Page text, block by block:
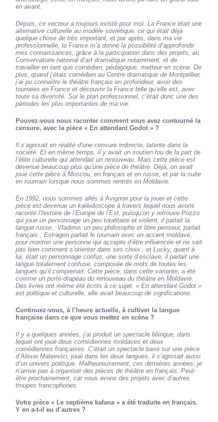
en avant.
Depuis, ce vecteur a toujours existé pour moi. La France était une
alternative culturelle au modèle soviétique, ce qui était déjà
quelque chose de très important, et par après, dans ma vie
professionnelle, la France m’a donné la possibilité d’approfondir
mes connaissances, grâce à la participation dans des projets, au
Conservatoire national d’art dramatique notamment, et de
travailler en tant que comédien, pédagogue, metteur en scène. De
plus, quand j’étais comédien au Centre dramatique de Montpellier,
j’ai pu connaître le théâtre français en profondeur, avoir des
tournées en France et découvrir la France telle qu’elle est, avec
toute sa diversité. Sur le plan professionnel, c’était donc une des
périodes les plus importantes de ma vie.
Pouvez-vous nous raconter comment vous avez contourné la
censure, avec la pièce « En attendant Godot » ?
Il s’agissait en réalité d’une censure indirecte, latente dans la
société. Et en même temps, il y avait un soutien fou de la part de
l’élite culturelle qui attendait un renouveau. Mais cette pièce est
devenue beaucoup plus qu’une pièce de théâtre. Déjà, on avait
joué cette pièce à Moscou, en français et en russe, et par la suite
en roumain lorsque nous sommes rentrés en Moldavie.
En 1992, nous sommes allés à Avignon pour la jouer et cette
pièce est devenue un kaléidoscope à travers lequel nous avons
raconté l’histoire de l’Europe de l’Est, puisqu’on y retrouve Pozzo
qui joue un personnage un peu totalitaire et violent, il parlait la
langue russe ; Vladimir, un peu philosophe et libre penseur, parlait
français ; Estragon parlait le roumain avec un accent moldave,
pour montrer une personne qui accepte d’être influencée et ne sait
pas bien comment s’orienter dans ses choix ; et Lucky, quant à
lui, était un personnage confus, une sorte d’esclave, il parlait une
langue totalement confuse, composée de mots de toutes les
langues qu’il comprenait. Cette pièce, dans cette variante, a été
comme un porte-drapeau du renouveau du théâtre en Moldavie.
Des livres ont même été écrits à ce sujet. « En attendant Godot »
est politique et culturelle, elle avait beaucoup de significations.
Continuez-vous, à l’heure actuelle, à cultiver la langue
française dans ce que vous mettez en scène ?
Il y a quelques années, j’ai produit un spectacle bilingue, dans
lequel ont joué deux comédiennes moldaves et deux
comédiennes françaises. C’était un spectacle basé sur une pièce
d’Alexei Mateevici, joué dans les deux langues, il s’agissait aussi
d’un univers politique. Malheureusement, ces dernières années, je
n’arrive pas à organiser des pièces de théâtre en français. Peut-
être prochainement, car nous avons des projets avec d’autres
troupes francophones.
Votre pièce « Le septième kafana » a été traduite en français.
Y en a-t-il eu d’autres ?